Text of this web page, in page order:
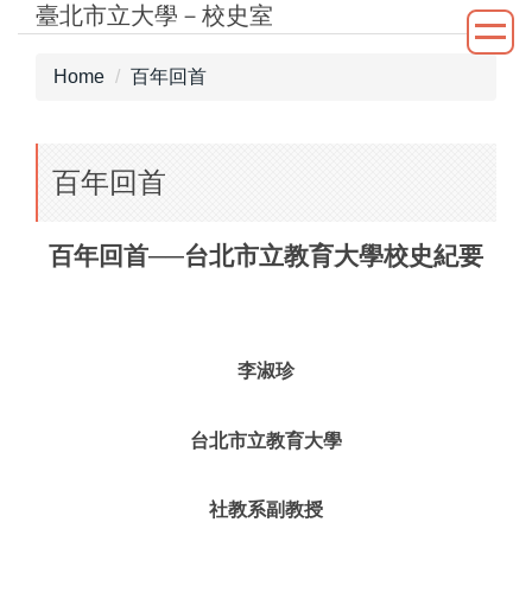
Jump
臺北市立大學－校史室
Home 百年回首
百年回首
百年回首──台北市立教育大學校史紀要
李淑珍
台北市立教育大學
社教系副教授